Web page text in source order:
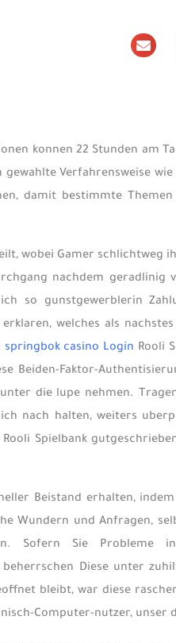
konnen 22 Stunden am
Verfahrensweise
damit bestimmte
wobei Gamer schlichtweg
nachdem geradlinig
so gunstgewerblerin
welches als
springbok casino Login Rooli
Beiden-Faktor-
die lupe nehmen.
nach halten, weiters
Spielbank
Beistand erhalten,
Wundern und Anfragen,
Sofern Sie
Diese unter
bleibt, war diese
Computer-nutzer, unser